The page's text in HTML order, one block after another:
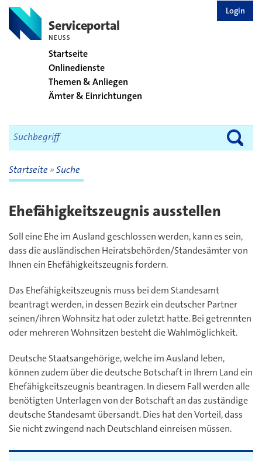
Serviceportal
NEUSS
Startseite
Onlinedienste
Themen & Anliegen
Ämter & Einrichtungen
Login
Startseite Suche
Ehefähigkeitszeugnis ausstellen
Soll eine Ehe im Ausland geschlossen werden, kann es sein,
dass die ausländischen Heiratsbehörden/Standesämter von
Ihnen ein Ehefähigkeitszeugnis fordern.
Das Ehefähigkeitszeugnis muss bei dem Standesamt
beantragt werden, in dessen Bezirk ein deutscher Partner
seinen/ihren Wohnsitz hat oder zuletzt hatte. Bei getrennten
oder mehreren Wohnsitzen besteht die Wahlmöglichkeit.
Deutsche Staatsangehörige, welche im Ausland leben,
können zudem über die deutsche Botschaft in Ihrem Land ein
Ehefähigkeitszeugnis beantragen. In diesem Fall werden alle
benötigten Unterlagen von der Botschaft an das zuständige
deutsche Standesamt übersandt. Dies hat den Vorteil, dass
Sie nicht zwingend nach Deutschland einreisen müssen.